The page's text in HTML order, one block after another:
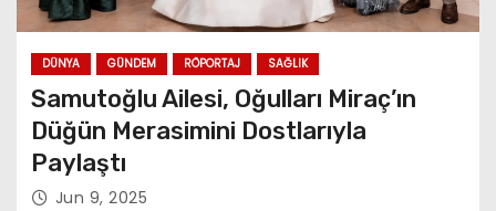
DÜNYA GÜNDEM RÖPORTAJ SAĞLIK
Samutoğlu Ailesi, Oğulları Miraç’ın
Düğün Merasimini Dostlarıyla
Paylaştı
Jun 9, 2025